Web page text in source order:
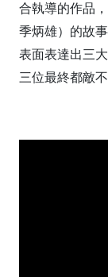
合執導的作品
季炳雄）的故
表面表達出三
三位最終都敵